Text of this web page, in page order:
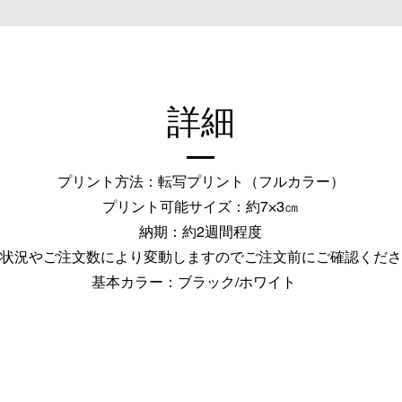
​詳細
プリント方法：転写プリント（フルカラー）
プリント可能サイズ：約7×3㎝
納期：約2週間程度
況やご注文数により変動しますのでご注文前にご確認くだ
基本カラー：ブラック/ホワイト